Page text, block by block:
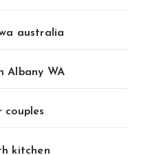
australia
Albany WA
couples
kitchen